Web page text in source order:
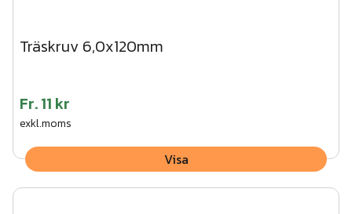
Träskruv 6,0x120mm
Fr.11 kr
exkl.moms
Visa